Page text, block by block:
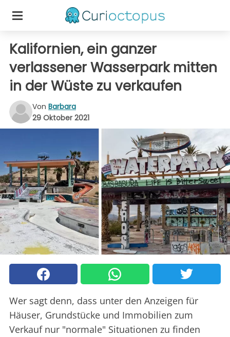
Kalifornien, ein ganzer
verlassener Wasserpark mitten
in der Wüste zu verkaufen
Von Barbara
29 Oktober 2021
Wer sagt denn, dass unter den Anzeigen für
Häuser, Grundstücke und Immobilien zum
Verkauf nur "normale" Situationen zu finden